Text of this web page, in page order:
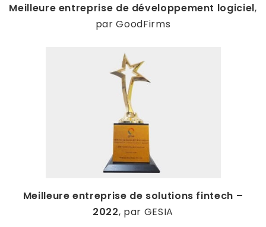
Meilleure entreprise de développement logiciel,
par GoodFirms
Meilleure entreprise de solutions fintech –
2022, par GESIA